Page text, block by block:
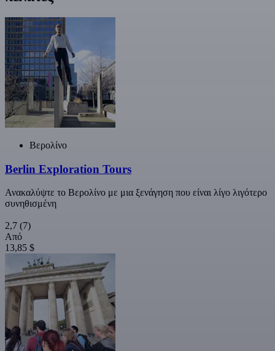
Βερολίνο
Berlin Exploration Tours
Ανακαλύψτε το Βερολίνο με μια ξενάγηση που είναι λίγο λιγότερο
συνηθισμένη
2,7 (7)
Από
13,85 $